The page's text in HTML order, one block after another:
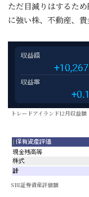
ただ目減りはするた
に強い株、不動産、
トレードアイランド12月収益額
SBI証券資産評価額